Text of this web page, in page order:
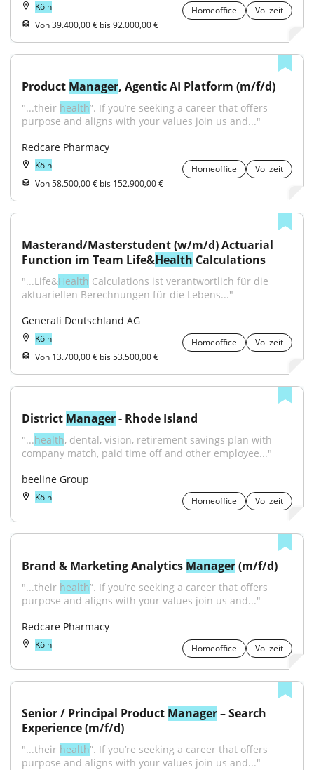
Köln Homeoffice
Vollzeit
Von 39.400,00 € bis 92.000,00 €
Product Manager, Agentic AI Platform (m/f/d)
"...their health”. If you’re seeking a career that offers
purpose and aligns with your values join us and..."
Redcare Pharmacy
Köln Homeoffice
Vollzeit
Von 58.500,00 € bis 152.900,00 €
Masterand/Masterstudent (w/m/d) Actuarial
Function im Team Life&Health Calculations
"...Life&Health Calculations ist verantwortlich für die
aktuariellen Berechnungen für die Lebens..."
Generali Deutschland AG
Köln Homeoffice
Vollzeit
Von 13.700,00 € bis 53.500,00 €
District Manager - Rhode Island
"...health, dental, vision, retirement savings plan with
company match, paid time off and other employee..."
beeline Group
Köln Homeoffice Vollzeit
Brand & Marketing Analytics Manager (m/f/d)
"...their health”. If you’re seeking a career that offers
purpose and aligns with your values join us and..."
Redcare Pharmacy
Köln Homeoffice Vollzeit
Senior / Principal Product Manager – Search
Experience (m/f/d)
"...their health”. If you’re seeking a career that offers
purpose and aligns with your values join us and..."